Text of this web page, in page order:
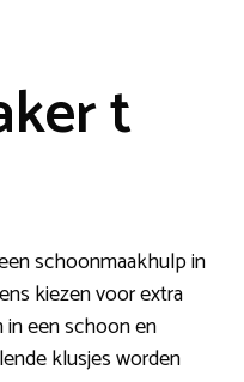
t
schoonmaakhulp in
kiezen voor extra
een schoon en
klusjes worden